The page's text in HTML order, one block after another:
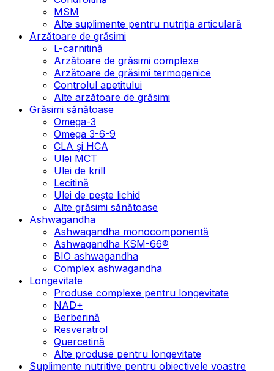
MSM
Alte suplimente pentru nutriția articulară
Arzătoare de grăsimi
L-carnitină
Arzătoare de grăsimi complexe
Arzătoare de grăsimi termogenice
Controlul apetitului
Alte arzătoare de grăsimi
Grăsimi sănătoase
Omega-3
Omega 3-6-9
CLA şi HCA
Ulei MCT
Ulei de krill
Lecitină
Ulei de pește lichid
Alte grăsimi sănătoase
Ashwagandha
Ashwagandha monocomponentă
Ashwagandha KSM-66®
BIO ashwagandha
Complex ashwagandha
Longevitate
Produse complexe pentru longevitate
NAD+
Berberină
Resveratrol
Quercetină
Alte produse pentru longevitate
Suplimente nutritive pentru obiectivele voastre